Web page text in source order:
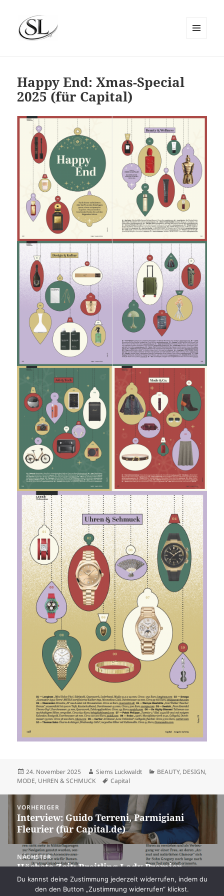
Happy End: Xmas-Special
2025 (für Capital)
Veröffentlicht
am
24. November 2025 Autor
Siems Luckwaldt Kategorien
BEAUTY, DESIGN,
MODE, UHREN & SCHMUCK Schlagwörter
Capital
Beitragsnavigation
VORHERIGER
Vorheriger
Beitrag:
Interview: Guido Terreni, Parmigiani
Fleurier (für Capital.de)
NÄCHSTER
Nächster
Beitrag:
Höchste Zeit: Breitling Lady Premier
Automatic 36 (für Capital)
Du kannst deine Zustimmung jederzeit widerrufen, indem du
den den Button „Zustimmung widerrufen“ klickst.